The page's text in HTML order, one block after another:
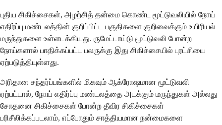
புதிய சிகிச்சைகள், அழற்சித் தன்மை கொண்ட மூட்டுவலியில் நோய்
எதிர்ப்பு மண்டலத்தின் குறிப்பிட்ட பகுதிகளை குறிவைக்கும் உயிரியல்
மருந்துகளை உள்ளடக்கியது. ருமேட்டாய்டு மூட்டுவலி போன்ற
நோய்களால் பாதிக்கப்பட்ட பலருக்கு இது சிகிச்சையில் புரட்சியை
ஏற்படுத்தியுள்ளது.
அரிதான சந்தர்ப்பங்களில் மிகவும் ஆக்ரோஷமான மூட்டுவலி
ஏற்பட்டால், நோய் எதிர்ப்பு மண்டலத்தை அடக்கும் மருந்துகள் அல்லது
சோதனை சிகிச்சைகள் போன்ற தீவிர சிகிச்சைகள்
பரிசீலிக்கப்படலாம், எப்போதும் சாத்தியமான நன்மைகளை